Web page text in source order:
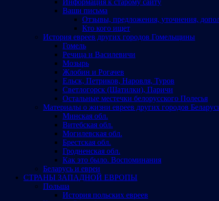
Ваши письма
Отзывы, предложения, уточнения,
Кто кого ищет
История евреев других городов Гомельщины
Гомель
Речица и Василевичи
Мозырь
Жлобин и Рогачев
Ельск, Петриков, Наровля, Туров
Светлогорск (Шатилки), Паричи
Остальные местечки белорусского Полесья
Материалы о жизни евреев других городов
Минская обл.
Витебская обл.
Могилевская обл.
Брестская обл.
Гродненская обл.
Как это было. Воспоминания
Беларусь и евреи
СТРАНЫ ЗАПАДНОЙ ЕВРОПЫ
Польша
История польских евреев